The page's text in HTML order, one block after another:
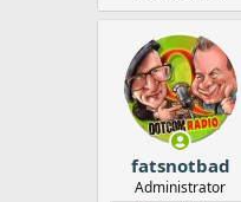
fatsnotbad
Administrator